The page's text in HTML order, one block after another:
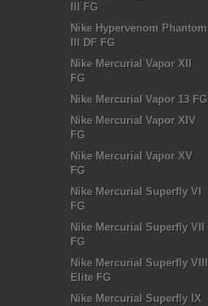
III FG
Nike Hypervenom Phantom
III DF FG
Nike Mercurial Vapor XII
FG
Nike Mercurial Vapor 13 FG
Nike Mercurial Vapor XIV
FG
Nike Mercurial Vapor XV
FG
Nike Mercurial Superfly VI
FG
Nike Mercurial Superfly VII
FG
Nike Mercurial Superfly VIII
Elite FG
Nike Mercurial Superfly IX